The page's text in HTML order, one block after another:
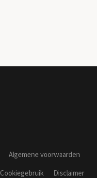
Algemene voorwaarden
Cookiegebruik
Disclaimer